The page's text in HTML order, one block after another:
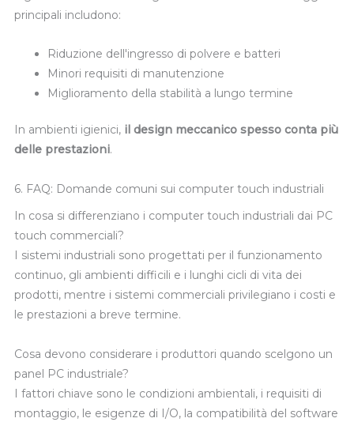
principali includono:
Riduzione dell'ingresso di polvere e batteri
Minori requisiti di manutenzione
Miglioramento della stabilità a lungo termine
In ambienti igienici, il design meccanico spesso conta più
delle prestazioni.
6. FAQ: Domande comuni sui computer touch industriali
In cosa si differenziano i computer touch industriali dai PC
touch commerciali?
I sistemi industriali sono progettati per il funzionamento
continuo, gli ambienti difficili e i lunghi cicli di vita dei
prodotti, mentre i sistemi commerciali privilegiano i costi e
le prestazioni a breve termine.
Cosa devono considerare i produttori quando scelgono un
panel PC industriale?
I fattori chiave sono le condizioni ambientali, i requisiti di
montaggio, le esigenze di I/O, la compatibilità del software